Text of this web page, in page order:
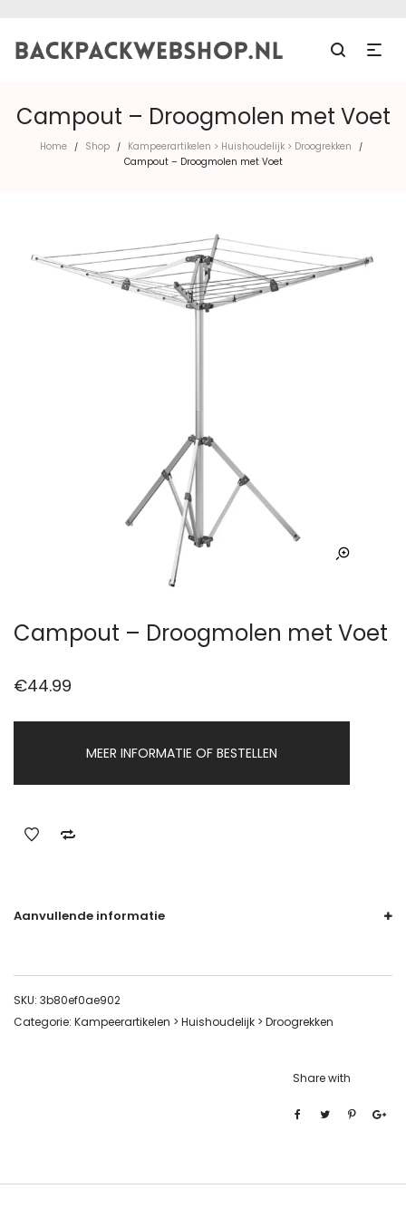
Campout – Droogmolen met Voet
Home / Shop / Kampeerartikelen > Huishoudelijk > Droogrekken /
Campout – Droogmolen met Voet
Campout – Droogmolen met Voet
€44.99
MEER INFORMATIE OF BESTELLEN
Aanvullende informatie
SKU: 3b80ef0ae902
Categorie: Kampeerartikelen > Huishoudelijk > Droogrekken
Share with